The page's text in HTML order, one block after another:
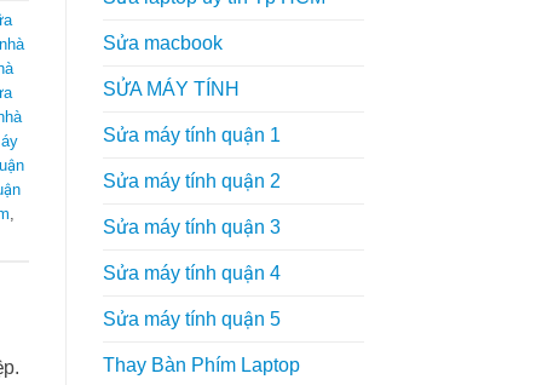
Sửa macbook
SỬA MÁY TÍNH
Sửa máy tính quận 1
Sửa máy tính quận 2
Sửa máy tính quận 3
Sửa máy tính quận 4
Sửa máy tính quận 5
Thay Bàn Phím Laptop